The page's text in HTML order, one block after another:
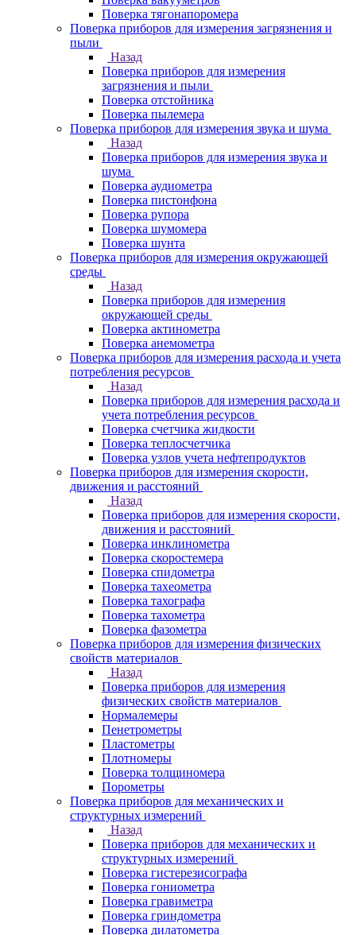
Поверка тягонапоромера
Поверка приборов для измерения загрязнения и
пыли
Назад
Поверка приборов для измерения
загрязнения и пыли
Поверка отстойника
Поверка пылемера
Поверка приборов для измерения звука и шума
Назад
Поверка приборов для измерения звука и
шума
Поверка аудиометра
Поверка пистонфона
Поверка рупора
Поверка шумомера
Поверка шунта
Поверка приборов для измерения окружающей
среды
Назад
Поверка приборов для измерения
окружающей среды
Поверка актинометра
Поверка анемометра
Поверка приборов для измерения расхода и учета
потребления ресурсов
Назад
Поверка приборов для измерения расхода и
учета потребления ресурсов
Поверка счетчика жидкости
Поверка теплосчетчика
Поверка узлов учета нефтепродуктов
Поверка приборов для измерения скорости,
движения и расстояний
Назад
Поверка приборов для измерения скорости,
движения и расстояний
Поверка инклинометра
Поверка скоростемера
Поверка спидометра
Поверка тахеометра
Поверка тахографа
Поверка тахометра
Поверка фазометра
Поверка приборов для измерения физических
свойств материалов
Назад
Поверка приборов для измерения
физических свойств материалов
Нормалемеры
Пенетрометры
Пластометры
Плотномеры
Поверка толщиномера
Порометры
Поверка приборов для механических и
структурных измерений
Назад
Поверка приборов для механических и
структурных измерений
Поверка гистерезисографа
Поверка гониометра
Поверка гравиметра
Поверка гриндометра
Поверка дилатометра